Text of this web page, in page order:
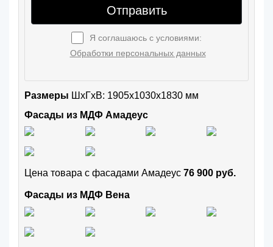
Отправить
Я соглашаюсь с условиями:
Обработки персональных данных
Размеры ШxГхВ: 1905x1030x1830 мм
Фасады из МДФ Амадеус
Цена товара с фасадами Амадеус 76 900 руб.
Фасады из МДФ Вена